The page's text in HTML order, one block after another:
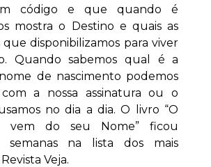
código e que quando é
mostra o Destino e quais as
disponibilizamos para viver
Quando sabemos qual é a
de nascimento podemos
a nossa assinatura ou o
no dia a dia. O livro “O
vem do seu Nome” ficou
semanas na lista dos mais
Veja.